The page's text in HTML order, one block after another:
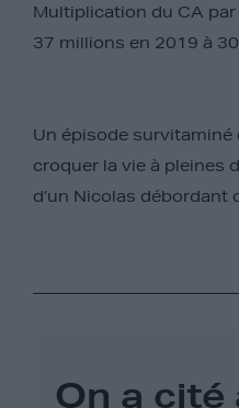
Multiplication du CA
37 millions en 2019 à
Un épisode survitaminé
croquer la vie à pleines
d’un Nicolas débordant
On a cité